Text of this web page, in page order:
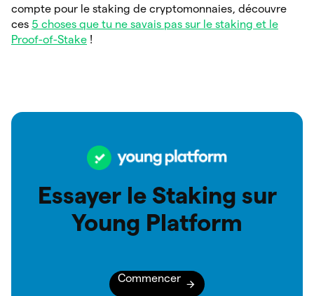
compte pour le staking de cryptomonnaies, découvre
ces 5 choses que tu ne savais pas sur le staking et le
Proof-of-Stake !
Essayer le Staking sur
Young Platform
Commencer